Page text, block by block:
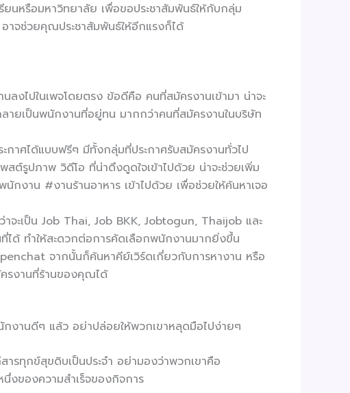
นหรือมหาวิทยาลัย เพื่อขอประชาสัมพันธ์ให้กับกลุ่ม
าจช่วยคุณประชาสัมพันธ์ให้อีกแรงก็ได้
งไปในเพจโดยตรง ข้อดีคือ คนที่สมัครงานเข้ามา น่าจะ
ายเป็นพนักงานที่อยู่ทน มากกว่าคนที่สมัครงานในบริษัท
กาศได้แบบฟรีๆ มีทั้งกลุ่มที่ประกาศรับสมัครงานทั่วไป
ต์รูปภาพ วิดีโอ ที่น่าดึงดูดใจเข้าไปด้วย น่าจะช่วยเพิ่ม
งาน #งานร้านอาหาร เข้าไปด้วย เพื่อช่วยให้ค้นหาเจอ
าจะเป็น Job Thai, Job BKK, Jobtogun, Thaijob และ
ด้ ทำให้สะดวกต่อการคัดเลือกพนักงานมากยิ่งขึ้น
จากนั้นก็ค้นหาคีย์เวิร์ดเกี่ยวกับการหางาน หรือ
รงานที่ร้านของคุณได้
งานดีๆ แล้ว อย่าปล่อยให้พวกเขาหลุดมือไปง่ายๆ
ารทุกข์สุขดิบเป็นประจำ อย่ามองว่าพวกเขาคือ
งของความสำเร็จของกิจการ